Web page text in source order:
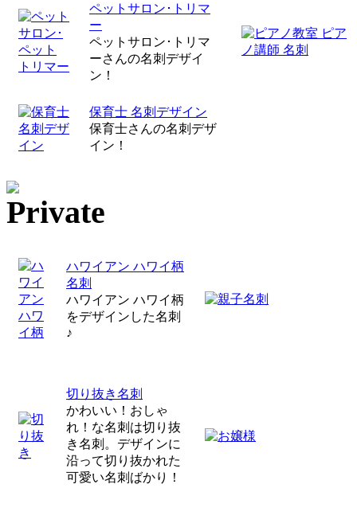
ペットサロン･トリマ
ー
ペットサロン･トリマ
ーさんの名刺デザイ
ン！
保育士 名刺デザイン
保育士さんの名刺デザ
イン！
ハワイアン ハワイ柄
名刺
ハワイアン ハワイ柄
をデザインした名刺
♪
切り抜き名刺
かわいい！おしゃ
れ！な名刺は切り抜
き名刺。デザインに
沿って切り抜かれた
可愛い名刺ばかり！